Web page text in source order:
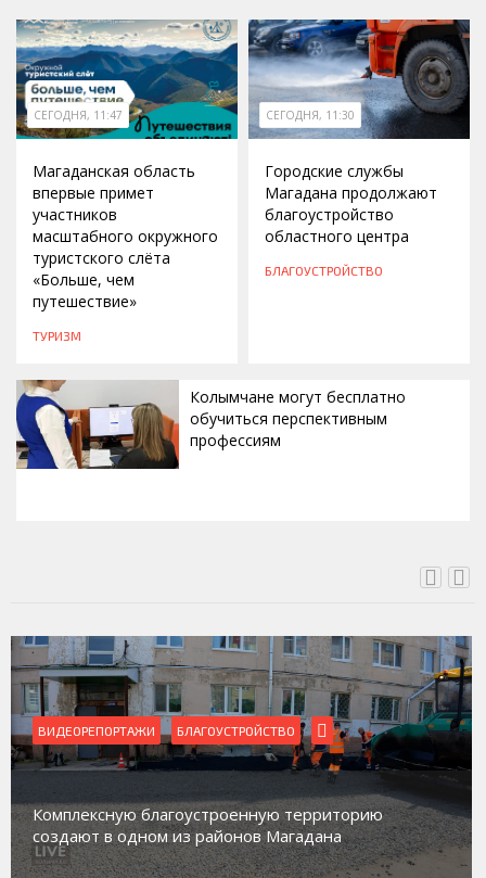
СЕГОДНЯ, 11:47
Магаданская область
впервые примет
участников
масштабного окружного
туристского слёта
«Больше, чем
путешествие»
ТУРИЗМ
СЕГОДНЯ, 11:30
Городские службы
Магадана продолжают
благоустройство
областного центра
БЛАГОУСТРОЙСТВО
Колымчане могут бесплатно
обучиться перспективным
профессиям
ВИДЕОРЕПОРТАЖИ БЛАГОУСТРОЙСТВО
Комплексную благоустроенную территорию
создают в одном из районов Магадана